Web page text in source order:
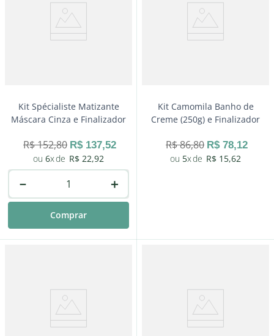
Kit Spécialiste Matizante
Máscara Cinza e Finalizador
R$152,80 R$ 137,52
6
R$ 22,92
＋
－
Comprar
Kit Camomila Banho de
Creme (250g) e Finalizador
R$86,80 R$ 78,12
5
R$ 15,62